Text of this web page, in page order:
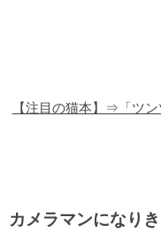
【注目の猫本】⇒「ツ
カメラマンになり
猫のゲーム・アプリ